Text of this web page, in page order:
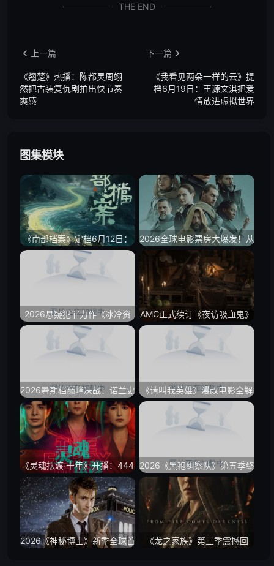
THE END
上一篇
《翘楚》热播：陈都灵周翊
然把古装复仇剧拍出快节奏
爽感
下一篇
《我看见两朵一样的云》提
档6月19日：王源文淇把爱
情放进虚拟世界
图集模块
《南部档案》定档6月12日：
张新成丁禹兮闯入南洋谜局，
南派三叔IP再添新篇
2026全球电影票房大爆发！从
《沙丘3》史诗终章到华语悬
疑黑马，年度必看院线片单盘
点
2026悬疑犯罪力作《冰冷资
产：空壳博弈》席卷全球：罗
生门式庭审反转、离岸黑金链
AMC正式续订《夜访吸血鬼》
第四季：新季定名《Queen of
the Damned》，阿卡莎主线
2026暑期档巅峰决战：诺兰史
诗科幻《奥德赛》碰撞《蜘蛛
侠4》，汤姆·赫兰德成最大赢
家？
《请叫我英雄》漫改电影全解
密：奇葩ZQN丧尸、死宅逆袭
与硬核重口味废土动作片通关
《灵魂摆渡·十年》开播：444
号便利店重启，老粉终于等到
这盏灯
2026《黑袍纠察队》第五季终
章解密：祖国人暴走失控、屠
夫的最后清算与全球反英雄爆
款神剧终极盛宴
2026《神秘博士》新季全球首
《龙之家族》第三季震撼回